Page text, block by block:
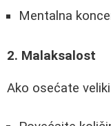
Mentalna
2. Malaksalost
Ako osećate